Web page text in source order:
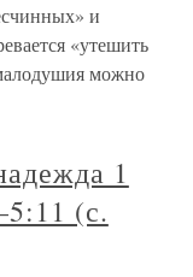
и
«утешить
можно
1
(с.